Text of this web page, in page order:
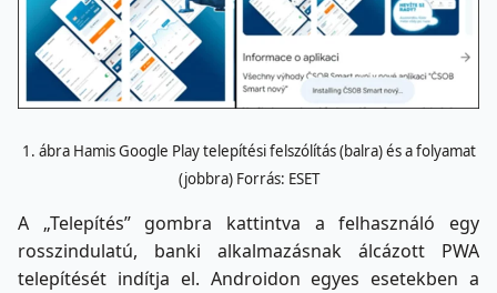
1. ábra Hamis Google Play telepítési felszólítás (balra) és a folyamat
(jobbra) Forrás: ESET
A „Telepítés” gombra kattintva a felhasználó egy
rosszindulatú, banki alkalmazásnak álcázott PWA
telepítését indítja el. Androidon egyes esetekben a